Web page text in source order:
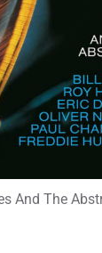
And The